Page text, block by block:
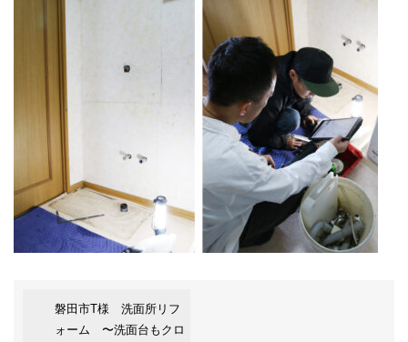
磐田市T様 洗面所リフ
ォーム 〜洗面台もクロ